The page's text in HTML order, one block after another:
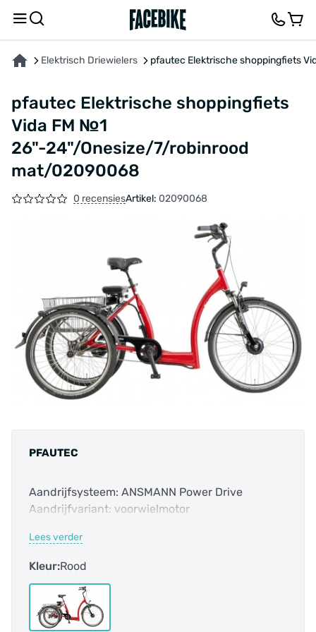
Elektrisch Driewielers pfautec Elektrische shoppingfiets
pfautec Elektrische shoppingfiets
Vida FM №1
26"-24"/Onesize/7/robinrood
mat/02090068
0 recensiesArtikel: 02090068
PFAUTEC
Aandrijfsysteem: ANSMANN Power Drive
Aandrijfvariant: voorwielmotor
Accucapaciteit: 324.0 Wh
Bosch Smart systeem: nee
twee wielen achter
E-bike: ja
Frame-vorm: lage instap
Lees verder
Kleur:Rood
OVER HET PRODUCT KENMERKENBESCHRIJVING FEEDBACK EN VRAGEN